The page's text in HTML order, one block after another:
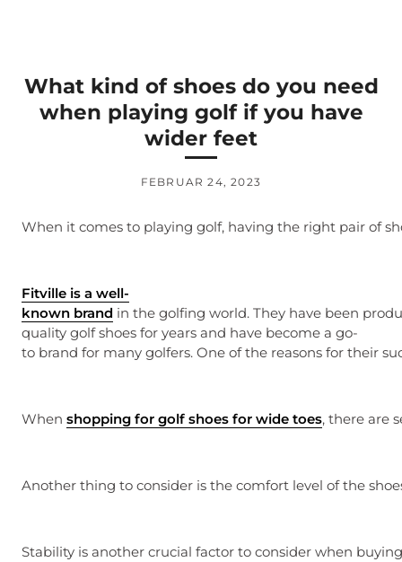
What kind of shoes do you need
when playing golf if you have
wider feet
FEBRUAR 24, 2023
When it comes to playing golf, having the right pair of
Fitville is a well-
known brand in the golfing world. They have been
quality golf shoes for years and have become a go-
to brand for many golfers. One of the reasons for their
Whenshopping for golf shoes for wide toes, there are
Another thing to consider is the comfort level of the
Stability is another crucial factor to consider when